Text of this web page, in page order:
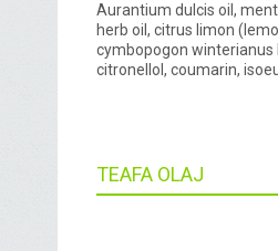
Aurantium dulcis oil,
herb oil, citrus limon
cymbopogon winterianus
citronellol, coumarin,
TEAFA OLAJ